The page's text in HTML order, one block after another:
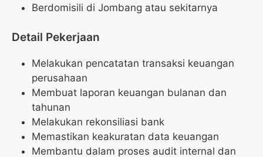
Berdomisili di Jombang atau sekitarnya
Detail Pekerjaan
Melakukan pencatatan transaksi keuangan
perusahaan
Membuat laporan keuangan bulanan dan
tahunan
Melakukan rekonsiliasi bank
Memastikan keakuratan data keuangan
Membantu dalam proses audit internal dan